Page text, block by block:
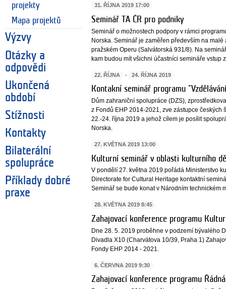
projekty
Mapa projektů
Výzvy
Otázky a
odpovědi
Ukončená
období
Stížnosti
Kontakty
Bilaterální
spolupráce
Příklady dobré
praxe
31. ŘÍJNA 2019 17:00
Seminář TA ČR pro podniky
Seminář o možnostech podpory v rámci
Norska. Seminář je zaměřen především na
pražském Operu (Salvátorská 931/8). Na
kam budou mít všichni účastníci semináře vstup
22. ŘÍJNA - 24. ŘÍJNA 2019
Kontakní seminář programu
Dům zahraniční spolupráce (DZS),
z Fondů EHP 2014-2021, zve zástupce českých
22.-24. října 2019 a jehož cílem je posílit
Norska.
27. KVĚTNA 2019 13:00
Kulturní seminář v oblasti kulturního
V pondělí 27. května 2019 pořádá Ministerstvo
Directorate for Cultural Heritage kontaktní
Seminář se bude konat v Národním technickém
28. KVĚTNA 2019 8:45
Zahajovací konference programu
Dne 28. 5. 2019 proběhne v podzemí bývalého
Divadla X10 (Charvátova 10/39, Praha 1)
Fondy EHP 2014 - 2021.
6. ČERVNA 2019 9:30
Zahajovací konference programu